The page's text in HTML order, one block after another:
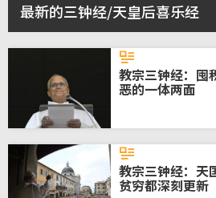
何为天皇后喜乐经？
《天皇后喜乐经》是四大古老圣母
哉救主之母（Alma Redemptoris
（Ave Regina Coelorum）；又圣
本笃十四世教宗1742年钦定，在复活
神降临节，以天皇后喜乐经替代三钟
天皇后喜乐经与三钟经一样，每日
日落时分，意在将一天的时光奉献于
最新的三钟经/天皇后喜乐经
教宗三钟经：囤
恶的一体两面
教宗三钟经：天
贫穷都深刻更新